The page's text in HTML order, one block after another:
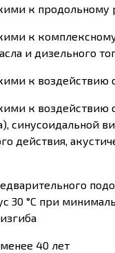
к продольному
к
и дизельного
к воздействию
к воздействию
синусоидальной
действия,
30 °С при
40 лет